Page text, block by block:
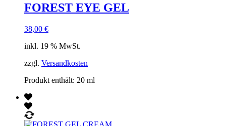
FOREST EYE GEL
38,00 €
inkl. 19 % MwSt.
zzgl. Versandkosten
Produkt enthält: 20 ml